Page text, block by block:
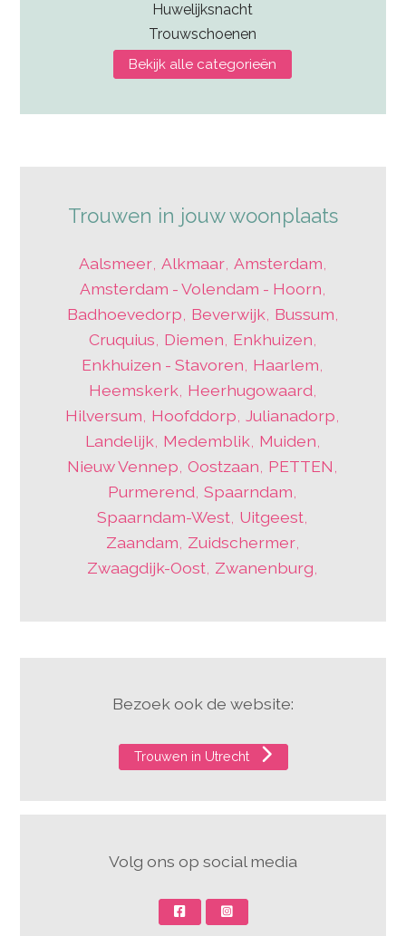
Huwelijksnacht
Trouwschoenen
Bekijk alle categorieën
Trouwen in jouw woonplaats
Aalsmeer, Alkmaar, Amsterdam
Amsterdam - Volendam - Hoorn
Badhoevedorp Beverwijk Bussum
Cruquius Diemen Enkhuizen
Enkhuizen - Stavoren Haarlem
Heemskerk Heerhugowaard
Hilversum Hoofddorp ,Julianadorp
Landelijk Medemblik Muiden
Nieuw Vennep ,Oostzaan PETTEN
Purmerend ,Spaarndam
Spaarndam-West Uitgeest
Zaandam Zuidschermer,
Zwaagdijk-Oost Zwanenburg
Bezoek ook de website:
Trouwen in Utrecht
Volg ons op social media